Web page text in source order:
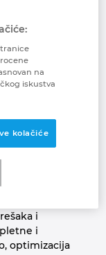
u
različitim
alternativne
mreže,
i
vam
lanac
i
i
optimizacija
na
iskustva
kolačiće